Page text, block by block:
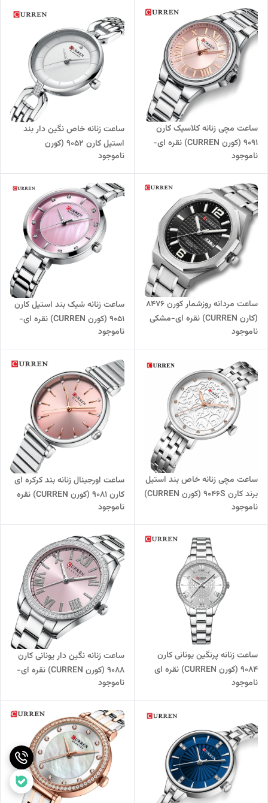
ساعت مچی زنانه کلاسیک کارن
9091 (کورن CURREN) نقره ای-
رزگلد
ناموجود
ساعت زنانه خاص نگین دار بند
استیل کارن 9052 (کورن
CURREN) نقره ای
ناموجود
ساعت مردانه روزشمار کورن 8476
(کارن CURREN) نقره ای-مشکی
ناموجود
ساعت زنانه شیک بند استیل کارن
9051 (کورن CURREN) نقره ای-
صورتی
ناموجود
ساعت مچی زنانه خاص بند استیل
برند کارن 9046S (کورن CURREN)
نقره ای-سفید
ناموجود
ساعت اورجینال زنانه بند کرکره ای
کارن 9081 (کورن CURREN) نقره
ای-صورتی
ناموجود
ساعت زنانه پرنگین یونانی کارن
9084 (کورن CURREN) نقره ای
ناموجود
ساعت زنانه نگین دار یونانی کارن
9088 (کورن CURREN) نقره ای-
یاسی
ناموجود